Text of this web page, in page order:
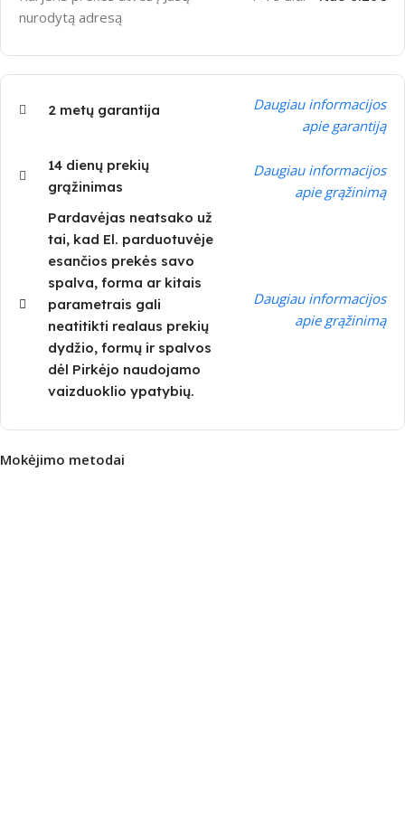
nurodytą adresą
2 metų garantija
Daugiau informacijos
apie garantiją
14 dienų prekių
grąžinimas
Daugiau informacijos
apie grąžinimą
Pardavėjas neatsako už
tai, kad El. parduotuvėje
esančios prekės savo
spalva, forma ar kitais
parametrais gali
neatitikti realaus prekių
dydžio, formų ir spalvos
dėl Pirkėjo naudojamo
vaizduoklio ypatybių.
Daugiau informacijos
apie grąžinimą
Mokėjimo metodai